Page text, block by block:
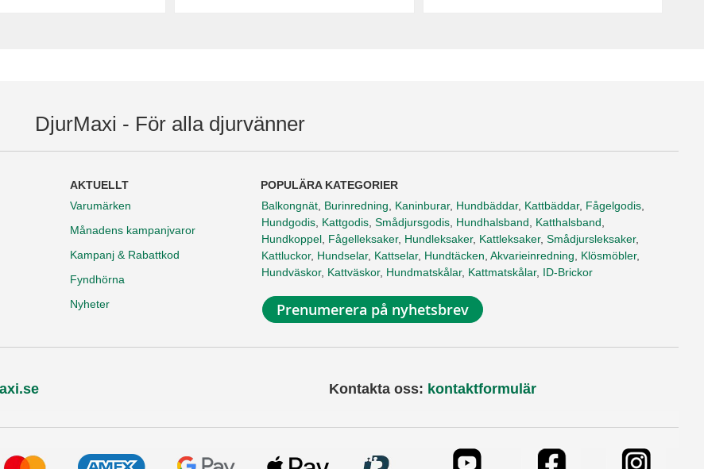
DjurMaxi - För alla djurvänner
AKTUELLT
Varumärken
Månadens kampanjvaror
Kampanj & Rabattkod
Fyndhörna
Nyheter
POPULÄRA KATEGORIER
Balkongnät Burinredning Kaninburar, Hundbäddar, Kattbäddar, Fågelgodis
Hundgodis Kattgodis Smådjursgodis Hundhalsband Katthalsband
Hundkoppel Fågelleksaker, Hundleksaker, Kattleksaker, Smådjursleksaker,
Kattluckor, Hundselar, Kattselar, Hundtäcken Akvarieinredning Klösmöbler,
Hundväskor, Kattväskor, Hundmatskålar, Kattmatskålar, ID-Brickor
Prenumerera på nyhetsbrev
Kontakta oss: kontaktformulär